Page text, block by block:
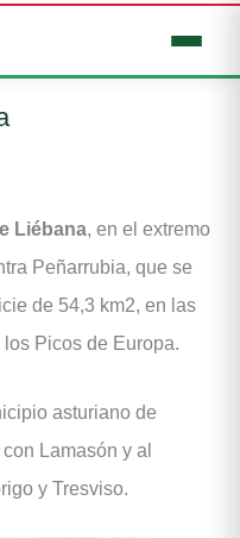
Liébana, en el extremo
Peñarrubia, que se
de 54,3 km2, en las
Picos de Europa.
asturiano de
Lamasón y al
y Tresviso.